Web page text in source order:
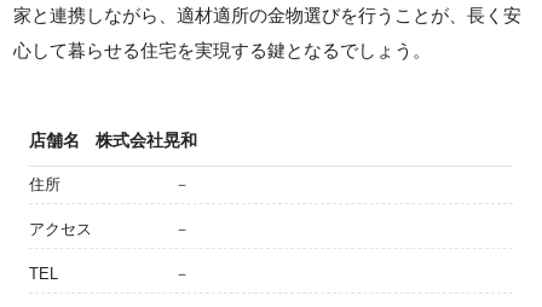
家と連携しながら、適材適所の金物選びを行うことが、長く安
心して暮らせる住宅を実現する鍵となるでしょう。
店舗名 株式会社晃和
住所 －
アクセス －
TEL －